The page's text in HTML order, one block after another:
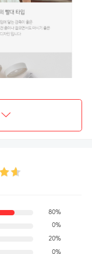
80%
0%
20%
0%